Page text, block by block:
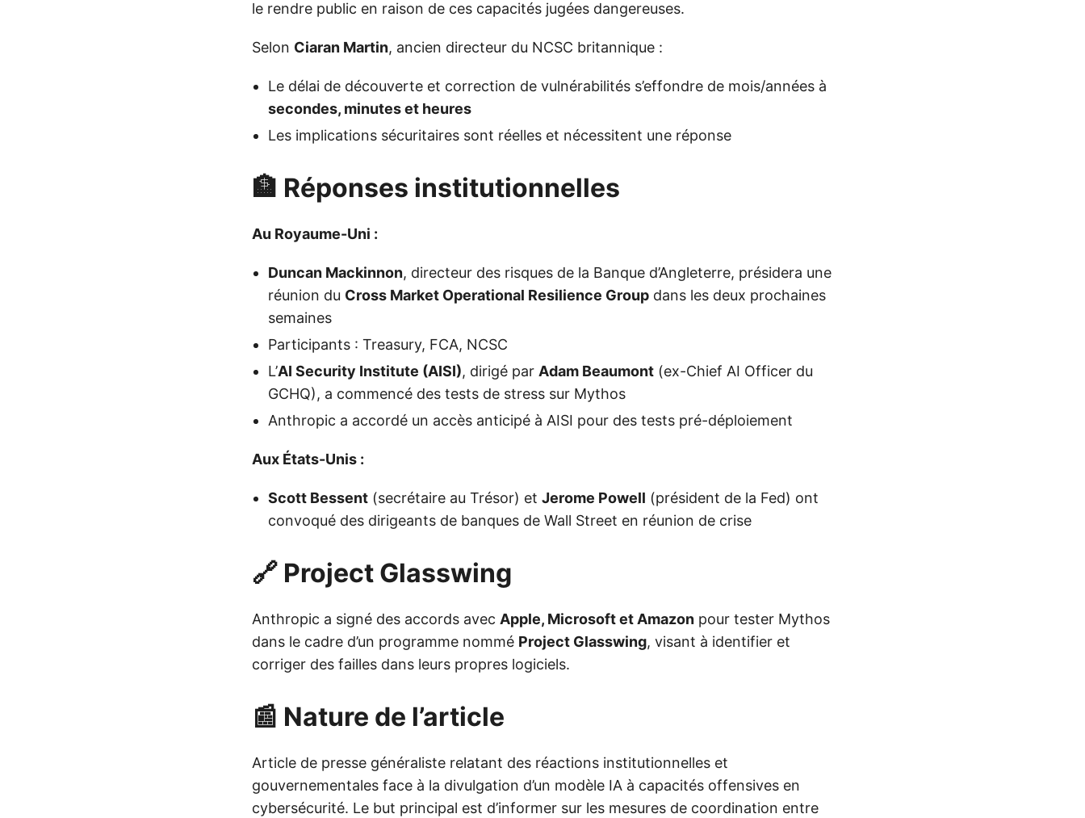
le rendre public en raison de ces capacités jugées dangereuses.
Selon Ciaran Martin, ancien directeur du NCSC britannique :
Le délai de découverte et correction de vulnérabilités s’effondre de mois/années à
secondes, minutes et heures
Les implications sécuritaires sont réelles et nécessitent une réponse
🏦 Réponses institutionnelles
Au Royaume-Uni :
Duncan Mackinnon, directeur des risques de la Banque d’Angleterre, présidera une
réunion du Cross Market Operational Resilience Group dans les deux prochaines
semaines
Participants : Treasury, FCA, NCSC
L’AI Security Institute (AISI), dirigé par Adam Beaumont (ex-Chief AI Officer du
GCHQ), a commencé des tests de stress sur Mythos
Anthropic a accordé un accès anticipé à AISI pour des tests pré-déploiement
Aux États-Unis :
Scott Bessent (secrétaire au Trésor) et Jerome Powell (président de la Fed) ont
convoqué des dirigeants de banques de Wall Street en réunion de crise
🔗 Project Glasswing
Anthropic a signé des accords avec Apple, Microsoft et Amazon pour tester Mythos
dans le cadre d’un programme nommé Project Glasswing, visant à identifier et
corriger des failles dans leurs propres logiciels.
📰 Nature de l’article
Article de presse généraliste relatant des réactions institutionnelles et
gouvernementales face à la divulgation d’un modèle IA à capacités offensives en
cybersécurité. Le but principal est d’informer sur les mesures de coordination entre